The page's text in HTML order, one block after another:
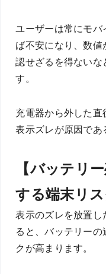
ユーザーは常にモバ
ば不安になり、数値
認せざるを得ないな
す。
充電器から外した
表示ズレが原因であ
【バッテリ
する端末リス
表示のズレを放置し
ると、バッテリー
クが高まります。